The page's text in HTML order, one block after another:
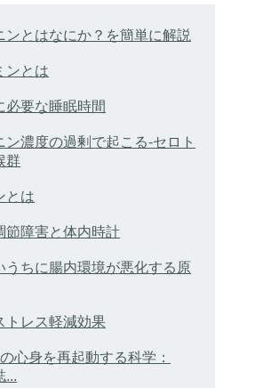
ンとはなにか？を簡単に解説
ンとは
必要な睡眠時間
ン濃度の過剰で起こる-セロト
群
とは
節障害と体内時計
うちに腸内環境が悪化する原
トレス軽減効果
心身を再起動する科学：
...